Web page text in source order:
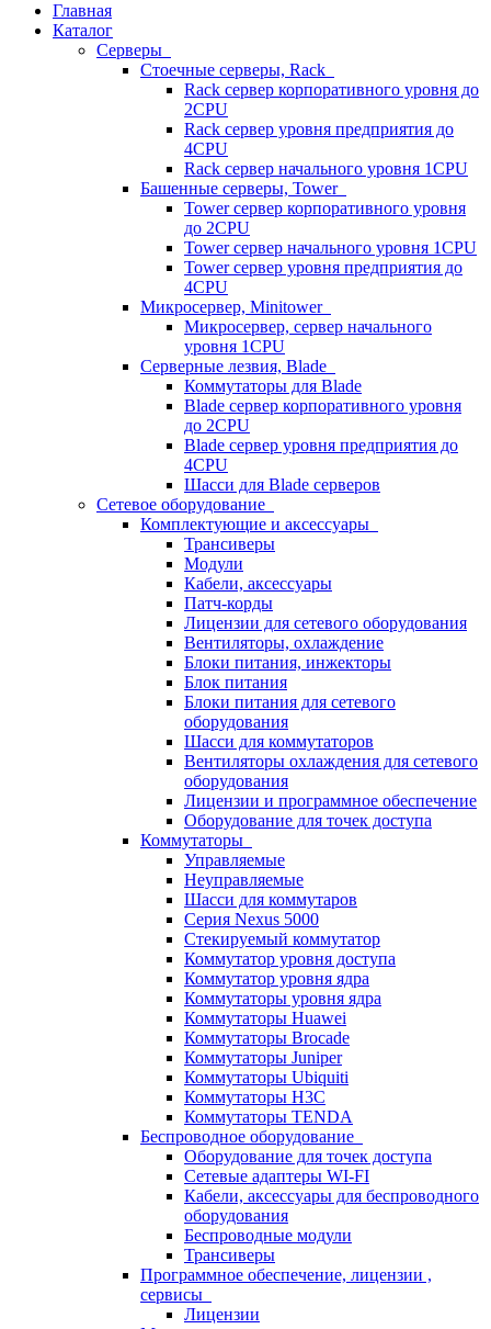
Главная
Каталог
Серверы
Стоечные серверы, Rack
Rack сервер корпоративного уровня до
2CPU
Rack сервер уровня предприятия до
4CPU
Rack сервер начального уровня 1CPU
Башенные серверы, Tower
Tower сервер корпоративного уровня
до 2CPU
Tower сервер начального уровня 1CPU
Tower сервер уровня предприятия до
4CPU
Микросервер, Minitower
Микросервер, сервер начального
уровня 1CPU
Серверные лезвия, Blade
Коммутаторы для Blade
Blade сервер корпоративного уровня
до 2CPU
Blade сервер уровня предприятия до
4CPU
Шасси для Blade серверов
Сетевое оборудование
Комплектующие и аксессуары
Трансиверы
Модули
Кабели, аксессуары
Патч-корды
Лицензии для сетевого оборудования
Вентиляторы, охлаждение
Блоки питания, инжекторы
Блок питания
Блоки питания для сетевого
оборудования
Шасси для коммутаторов
Вентиляторы охлаждения для сетевого
оборудования
Лицензии и программное обеспечение
Оборудование для точек доступа
Коммутаторы
Управляемые
Неуправляемые
Шасси для коммутаров
Серия Nexus 5000
Стекируемый коммутатор
Коммутатор уровня доступа
Коммутатор уровня ядра
Коммутаторы уровня ядра
Коммутаторы Huawei
Коммутаторы Brocade
Коммутаторы Juniper
Коммутаторы Ubiquiti
Коммутаторы H3C
Коммутаторы TENDA
Беспроводное оборудование
Оборудование для точек доступа
Сетевые адаптеры WI-FI
Кабели, аксессуары для беспроводного
оборудования
Беспроводные модули
Трансиверы
Программное обеспечение, лицензии ,
сервисы
Лицензии